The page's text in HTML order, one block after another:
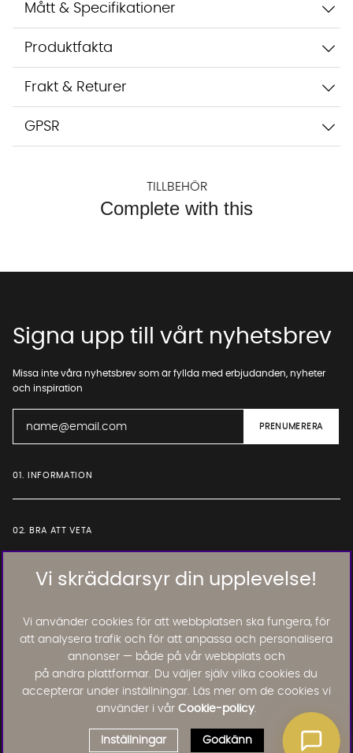
Mått & Specifikationer
Produktfakta
Frakt & Returer
GPSR
TILLBEHÖR
Complete with this
Vi skräddarsyr din upplevelse!
Vi använder cookies för att webbplatsen ska fungera, för
att analysera trafik och för att anpassa och personalisera
annonser — både på vår webbplats och
på andra plattformar. Du väljer själv vilka cookies du
accepterar under inställningar. Läs mer om de cookies vi
använder i vår Cookie-policy.
Inställningar Godkänn
Signa upp till vårt nyhetsbrev
Missa inte våra nyhetsbrev som är fyllda med erbjudanden, nyheter
och inspiration
01. INFORMATION
02. BRA ATT VETA
Läs och lämna kundomdömen: